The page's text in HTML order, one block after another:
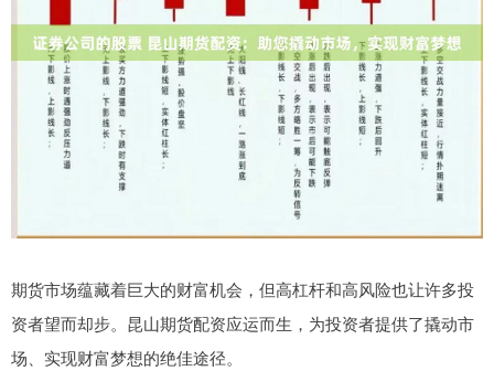
期货市场蕴藏着巨大的财富机会，但高杠杆和高风险也让许多投
资者望而却步。昆山期货配资应运而生，为投资者提供了撬动市
场、实现财富梦想的绝佳途径。